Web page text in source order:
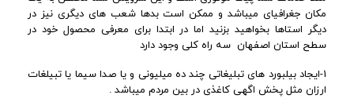
مکان جغرافیای میباشد و ممکن است بدها شعب های دیگری نیز در
دیگر استاها بخواهید بزنید اما در ابتدا برای معرفی محصول خود در
سطح استان اصفهان سه راه کلی وجود دارد
1-ایجاد بیلبورد های تبلیغاتی چند ده میلیونی و یا صدا سیما یا تبیلغات
ارزان مثل پخش اگهی کاغذی در بین مردم میباشد .